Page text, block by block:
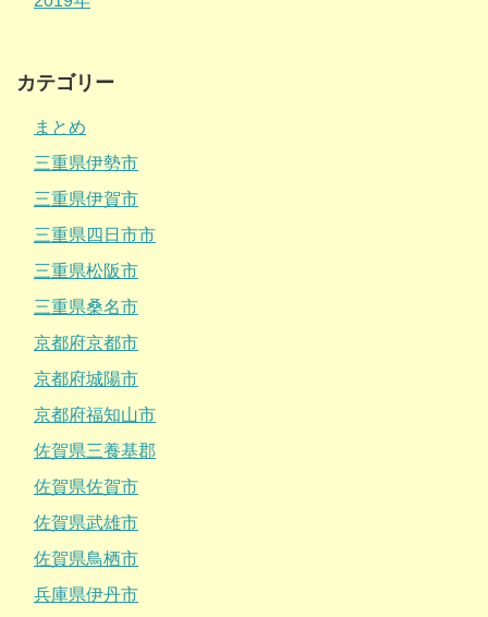
カテゴリー
まとめ
三重県伊勢市
三重県伊賀市
三重県四日市市
三重県松阪市
三重県桑名市
京都府京都市
京都府城陽市
京都府福知山市
佐賀県三養基郡
佐賀県佐賀市
佐賀県武雄市
佐賀県鳥栖市
兵庫県伊丹市